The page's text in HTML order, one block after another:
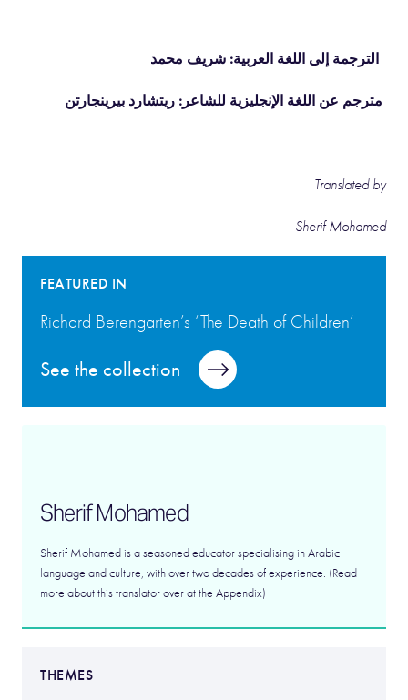
مترجم عن اللغة الإنجليزية للشاعر: ريتشارد بيرينجارتن
Translated by
Sherif Mohamed
FEATURED IN
Richard Berengarten’s ‘The Death of Children’
See the collection
Sherif Mohamed
Sherif Mohamed is a seasoned educator specialising in Arabic
language and culture, with over two decades of experience. (Read
more about this translator over at the Appendix)
THEMES